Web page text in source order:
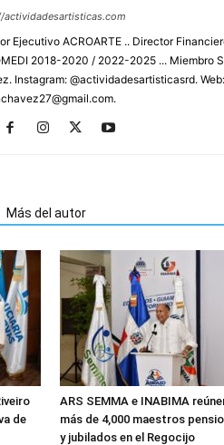
Ejecutivo ACROARTE .. Director
2018-2020 / 2022-2025 ... Miembro
Instagram: @actividadesartisticasrd.
Más del autor
de
ARS SEMMA e INABIMA
más de 4,000 maestros
y jubilados en el Regocijo